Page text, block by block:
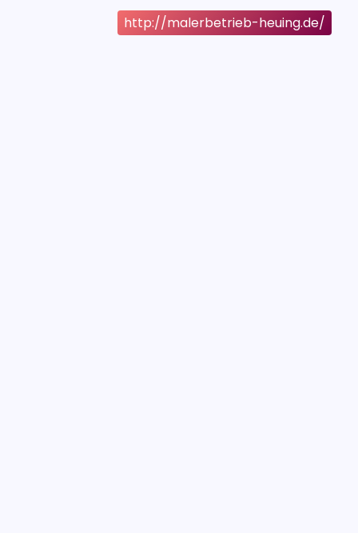
http://malerbetrieb-heuing.de/